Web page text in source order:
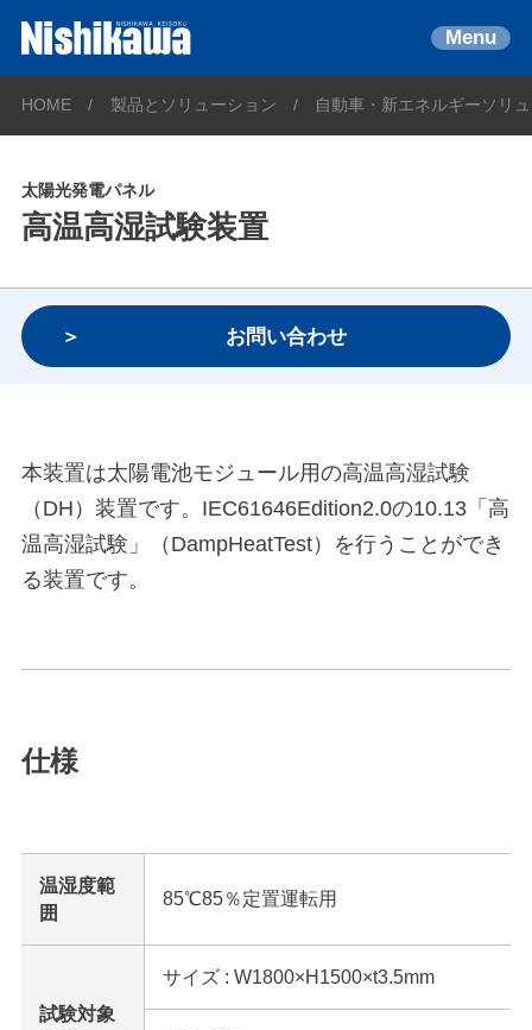
Menu
HOME 製品とソリューション 自動車・新エネルギーソリ
太陽光発電パネル
高温高湿試験装置
お問い合わせ
本装置は太陽電池モジュール用の高温高湿試験
（DH）装置です。IEC61646Edition2.0の10.13「高
温高湿試験」（DampHeatTest）を行うことができ
る装置です。
仕様
温湿度範
囲
85℃85％定置運転用
試験対象
サイズ : W1800×H1500×t3.5mm